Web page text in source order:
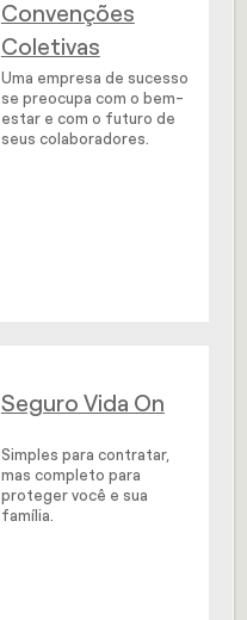
Convenções
Coletivas
Uma empresa de sucesso
se preocupa com o bem-
estar e com o futuro de
seus colaboradores.
Seguro Vida On
Simples para contratar,
mas completo para
proteger você e sua
família.